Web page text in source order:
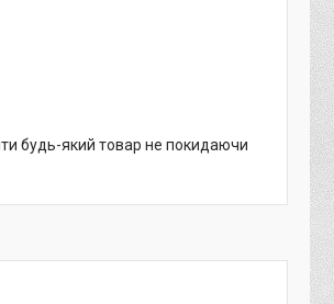
будь-який товар не покидаючи